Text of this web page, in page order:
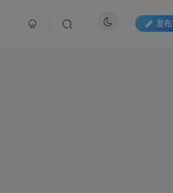
发布